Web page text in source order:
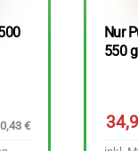
€
Nur
550 g